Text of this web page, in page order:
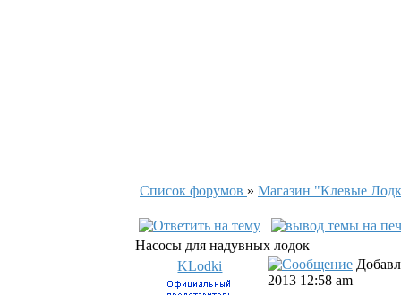
Список форумов » Магазин "Клевые
Насосы для надувных лодок
KLodki
2013 12:58 am